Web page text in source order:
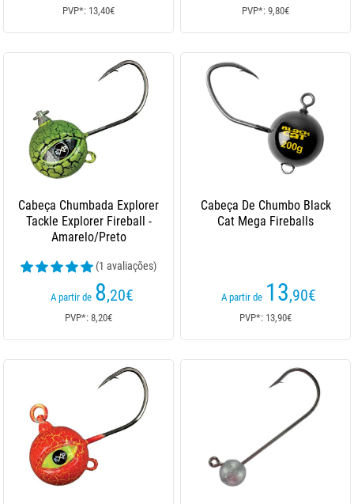
PVP*: 13,40€ PVP*: 9,80€
Cabeça Chumbada Explorer
Tackle Explorer Fireball -
Amarelo/Preto
(1 avaliações)
A partir de 8,20€
PVP*: 8,20€
Cabeça De Chumbo Black
Cat Mega Fireballs
A partir de 13,90€
PVP*: 13,90€